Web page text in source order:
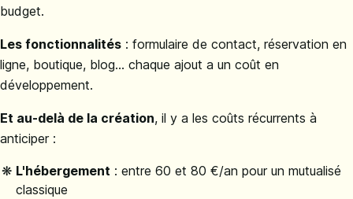
budget.
Les fonctionnalités : formulaire de contact, réservation en
ligne, boutique, blog... chaque ajout a un coût en
développement.
Et au-delà de la création, il y a les coûts récurrents à
anticiper :
L'hébergement : entre 60 et 80 €/an pour un mutualisé
classique